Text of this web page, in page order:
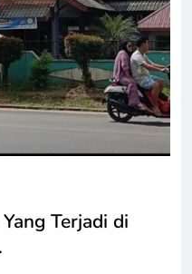
Terjadi di